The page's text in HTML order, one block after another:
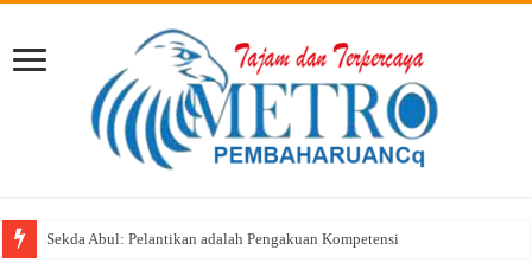
Sekda Abul: Pelantikan adalah Pengakuan Kompetensi
Selasa Menyapa Hadir di Sondo dan Nonto Tera: Dengar Keluh Kesah,